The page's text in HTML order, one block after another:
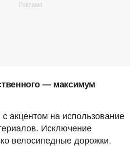
— максимум
акцентом на использование
Исключение
велосипедные дорожки,